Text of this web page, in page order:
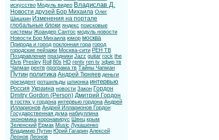
искусство Модуль видео Владислав Д.
Новости друзей Бор Михаила Олег
Шишкин Изменения на портале
глобальные блоки яндекс поисковые
системы Жоандер Сантос модуль новости
Новости Бор Михаила юмор москва
Природа и город поклонная гора город
городские пейзажи Москва-сити РЕН ТВ
Поздравления праздники Jazz guitar rock the
Elvis Presley Roll 80s HD rentv ren tv эфир тв
Чапман рентв програма тв Тайны Чапман
Путин политика Андрей Тюняев деньги
президент ротшильды шпионка интервью
Россия Украина новости Закон Гордон
Dmitry Gordon (Person) Дмитрий Гордон
в гостях у гордона интервью гордона Андрей
Илларионов Андрей Илларионов Гордон
Государственная дума набиуллина
экономика коронавирус Швец крым
Зеленский Ермак Music Лукашенко
Владимир Путин Юрий Гагарин Алексей
Леонов Леонов